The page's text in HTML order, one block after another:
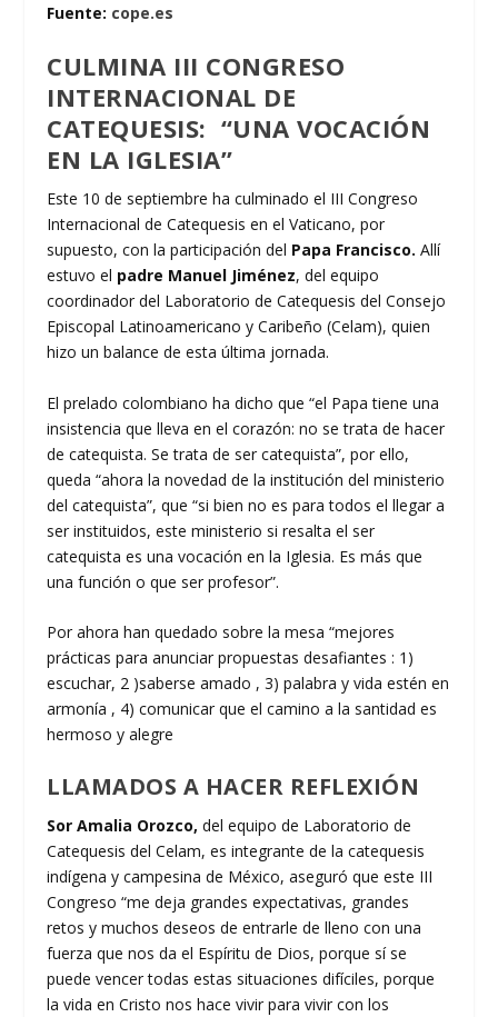
Fuente: cope.es
CULMINA III CONGRESO
INTERNACIONAL DE
CATEQUESIS: “UNA VOCACIÓN
EN LA IGLESIA”
Este 10 de septiembre ha culminado el III Congreso
Internacional de Catequesis en el Vaticano, por
supuesto, con la participación del Papa Francisco. Allí
estuvo el padre Manuel Jiménez, del equipo
coordinador del Laboratorio de Catequesis del Consejo
Episcopal Latinoamericano y Caribeño (Celam), quien
hizo un balance de esta última jornada.
El prelado colombiano ha dicho que “el Papa tiene una
insistencia que lleva en el corazón: no se trata de hacer
de catequista. Se trata de ser catequista”, por ello,
queda “ahora la novedad de la institución del ministerio
del catequista”, que “si bien no es para todos el llegar a
ser instituidos, este ministerio si resalta el ser
catequista es una vocación en la Iglesia. Es más que
una función o que ser profesor”.
Por ahora han quedado sobre la mesa “mejores
prácticas para anunciar propuestas desafiantes : 1)
escuchar, 2 )saberse amado , 3) palabra y vida estén en
armonía , 4) comunicar que el camino a la santidad es
hermoso y alegre
LLAMADOS A HACER REFLEXIÓN
Sor Amalia Orozco, del equipo de Laboratorio de
Catequesis del Celam, es integrante de la catequesis
indígena y campesina de México, aseguró que este III
Congreso “me deja grandes expectativas, grandes
retos y muchos deseos de entrarle de lleno con una
fuerza que nos da el Espíritu de Dios, porque sí se
puede vencer todas estas situaciones difíciles, porque
la vida en Cristo nos hace vivir para vivir con los